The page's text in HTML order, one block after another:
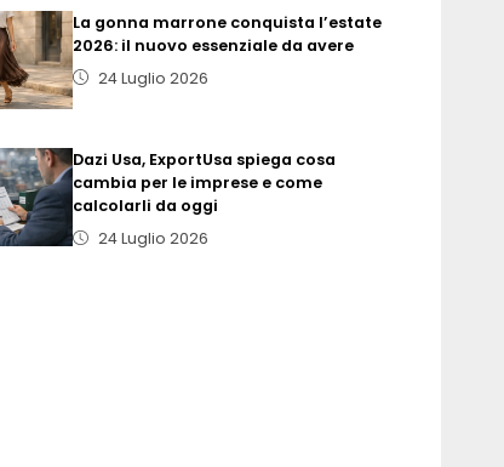
La gonna marrone conquista l’estate
2026: il nuovo essenziale da avere
24 Luglio 2026
Dazi Usa, ExportUsa spiega cosa
cambia per le imprese e come
calcolarli da oggi
24 Luglio 2026